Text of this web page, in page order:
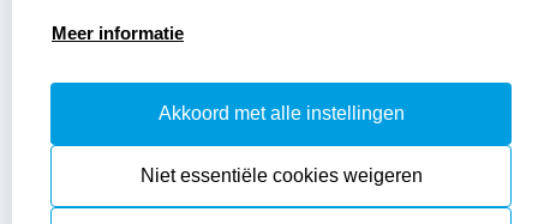
Productinformatie:
Instructiepagina
Safety Sheets
Sitemap
Meer informatie
Akkoord met alle instellingen
Niet essentiële cookies weigeren